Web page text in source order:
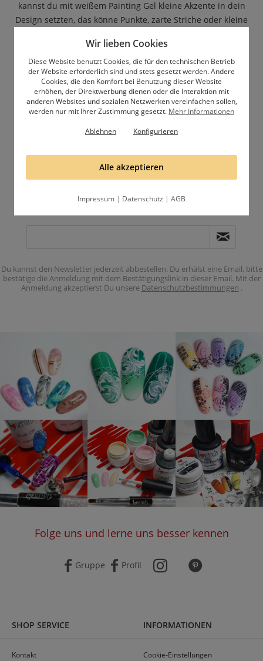
kannst du mit weißem Painting Gel kleine Akzente in dein
Design setzten, das könne Punkte, zarte Striche oder kleine
passt. Nochmals aushärten, eine Schicht 1-Phasen-Gel
auftragen, cleanern und buffern und zum Schluss nur
noch den matten Versiegler auftragen.
Du kannst dieses Design auch mit allen anderen
geometrischen Formen oder Herzchen gestalten. Probiere
aus, was dir am besten gefällt.
Abonniere unseren Newsletter
Du kannst den Newsletter jederzeit abbestellen. Du erhälst eine Email, bitte
bestätige die Anmeldung mit dem Bestätigungslink in dieser Email. Mit der
Anmeldung akzeptierst Du unsere Datenschutzbestimmungen .
Folge uns und lerne uns besser kennen
Gruppe Profil
SHOP SERVICE
Kontakt
INFORMATIONEN
Cookie-Einstellungen
Wir lieben Cookies
Diese Website benutzt Cookies, die für den technischen Betrieb
der Website erforderlich sind und stets gesetzt werden. Andere
Cookies, die den Komfort bei Benutzung dieser Website
erhöhen, der Direktwerbung dienen oder die Interaktion mit
anderen Websites und sozialen Netzwerken vereinfachen sollen,
werden nur mit Ihrer Zustimmung gesetzt. Mehr Informationen
Ablehnen
Konfigurieren
Alle akzeptieren
Impressum | Datenschutz | AGB